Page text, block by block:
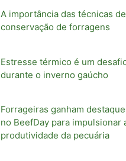
A importância das técnicas de
conservação de forragens
Estresse térmico é um
durante o inverno gaúcho
Forrageiras ganham destaque
no BeefDay para impulsionar
produtividade da pecuária